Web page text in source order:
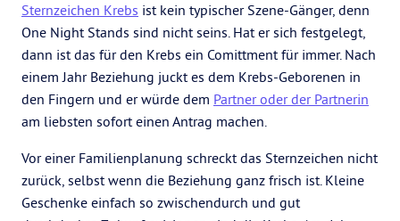
Sternzeichen Krebs ist kein typischer Szene-Gänger, denn
One Night Stands sind nicht seins. Hat er sich festgelegt,
dann ist das für den Krebs ein Comittment für immer. Nach
einem Jahr Beziehung juckt es dem Krebs-Geborenen in
den Fingern und er würde dem Partner oder der Partnerin
am liebsten sofort einen Antrag machen.
Vor einer Familienplanung schreckt das Sternzeichen nicht
zurück, selbst wenn die Beziehung ganz frisch ist. Kleine
Geschenke einfach so zwischendurch und gut